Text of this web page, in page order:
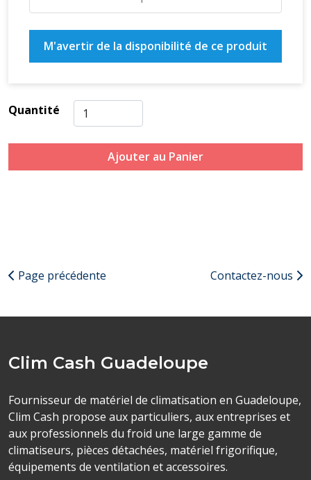
M'avertir de la disponibilité de ce produit
Quantité
Ajouter au Panier
Page précédente Contactez-nous
Clim Cash Guadeloupe
Fournisseur de matériel de climatisation en Guadeloupe,
Clim Cash propose aux particuliers, aux entreprises et
aux professionnels du froid une large gamme de
climatiseurs, pièces détachées, matériel frigorifique,
équipements de ventilation et accessoires.